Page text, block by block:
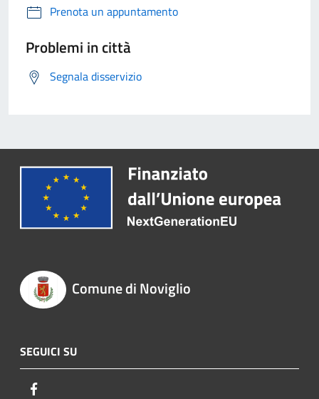
Prenota un appuntamento
Problemi in città
Segnala disservizio
Comune di Noviglio
SEGUICI SU